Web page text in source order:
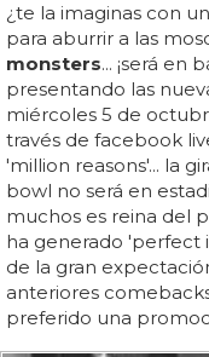
¿te la imaginas con
para aburrir a las
monsters... ¡será en
presentando las
miércoles 5 de
través de facebook
'million reasons'... la
bowl no será en
muchos es reina del
ha generado 'perfect
de la gran
anteriores
preferido una